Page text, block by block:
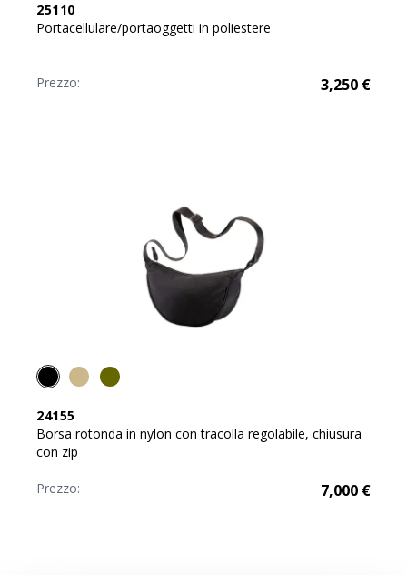
25110
Portacellulare/portaoggetti in poliestere
Prezzo: 3,250 €
24155
Borsa rotonda in nylon con tracolla regolabile, chiusura
con zip
Prezzo: 7,000 €